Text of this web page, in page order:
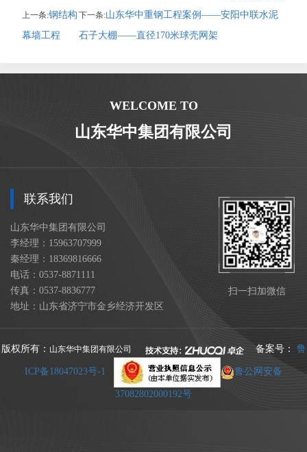
上一条:钢结构
幕墙工程
下一条:山东华中重钢工程案例——安阳中联水泥
石子大棚——直径170米球壳网架
WELCOME TO
山东华中集团有限公司
联系我们
山东华中集团有限公司
李经理：15963707999
秦经理：18369816666
电话：0537-8871111
传真：0537-8836777
地址：山东省济宁市金乡经济开发区
扫一扫加微信
版权所有： 山东华中集团有限公司 备案号： 鲁
ICP备18047023号-1 鲁公网安备
37082802000192号